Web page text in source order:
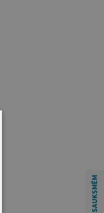
ATSAUKSMĒM